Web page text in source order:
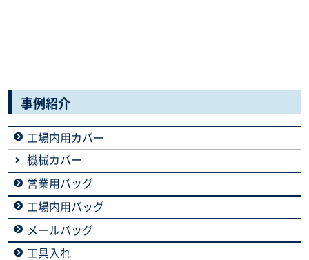
事例紹介
工場内用カバー
機械カバー
営業用バッグ
工場内用バッグ
メールバッグ
工具入れ